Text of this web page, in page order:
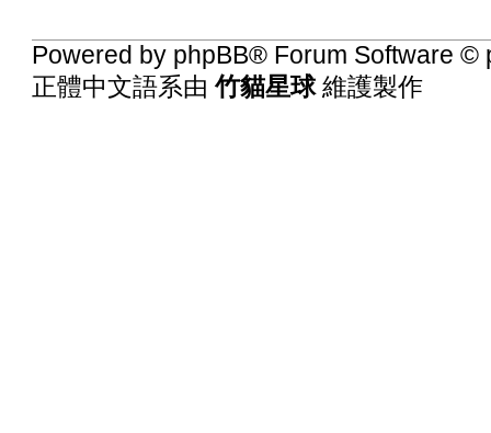
Powered by phpBB® Forum Software ©
正體中文語系由竹貓星球維護製作